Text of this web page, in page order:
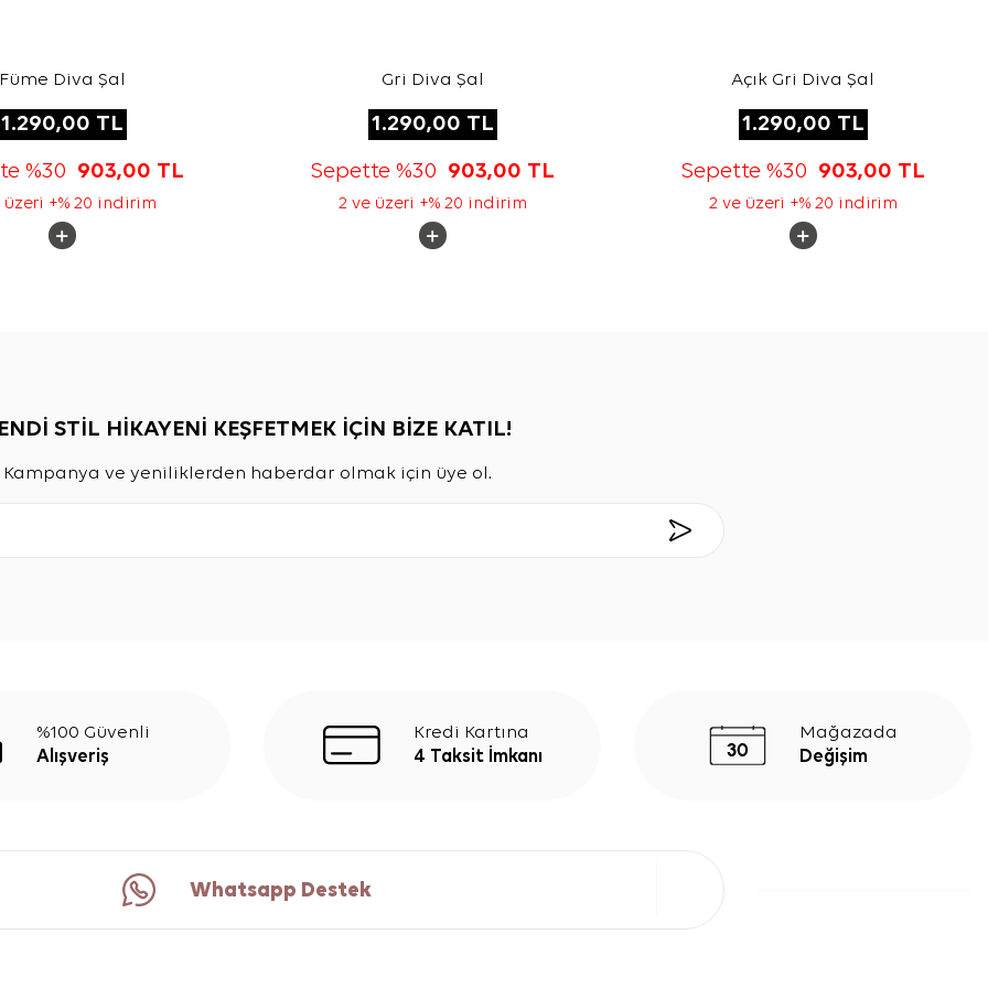
Diva Şal
1.290,00 TL
%30 903,00 TL
üzeri +% 20 indirim
Gri Diva Şal
1.290,00 TL
Sepette %30 903,00 TL
2 ve üzeri +% 20 indirim
Açık Gri Diva Şal
1.290,00 TL
Sepette %30 903,00 TL
2 ve üzeri +% 20 indirim
STİL HİKAYENİ KEŞFETMEK İÇİN BİZE KATIL!
Kampanya ve yeniliklerden haberdar olmak için üye ol.
%100 Güvenli
Alışveriş
Kredi Kartına
4 Taksit İmkanı
Mağazada
Değişim
Whatsapp Destek